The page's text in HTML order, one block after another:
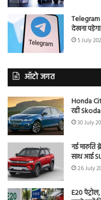
Telegram
देखना पड़ेगा
5 July
ऑटो जगत
Honda
रही
30 July
नई मारुति
साथ आई
26 July
E20